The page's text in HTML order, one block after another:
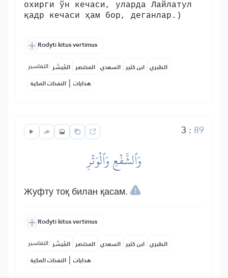
охирги ўн кечаси, уларда Лайлатул
қадр кечаси ҳам бор, деганлар.)
Rodyti kitus vertimus
التفاسير: المُيسَّر المختصر السعدي ابن كثير الطبري
النفحات المكية | هدايات
3 : 89
وَٱلشَّفۡعِ وَٱلۡوَتۡرِ
Жуфту тоқ билан қасам.
Rodyti kitus vertimus
التفاسير: المُيسَّر المختصر السعدي ابن كثير الطبري
النفحات المكية | هدايات